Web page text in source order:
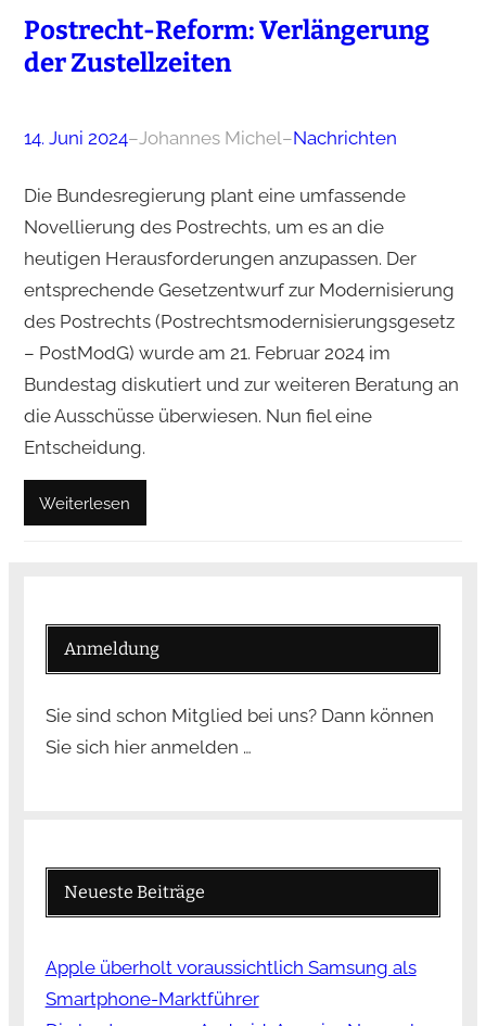
Postrecht-Reform: Verlängerung
der Zustellzeiten
14. Juni 2024–Johannes Michel–Nachrichten
Die Bundesregierung plant eine umfassende
Novellierung des Postrechts, um es an die
heutigen Herausforderungen anzupassen. Der
entsprechende Gesetzentwurf zur Modernisierung
des Postrechts (Postrechtsmodernisierungsgesetz
– PostModG) wurde am 21. Februar 2024 im
Bundestag diskutiert und zur weiteren Beratung an
die Ausschüsse überwiesen. Nun fiel eine
Entscheidung.
Weiterlesen
Anmeldung
Sie sind schon Mitglied bei uns? Dann können
Sie sich hier anmelden …
Neueste Beiträge
Apple überholt voraussichtlich Samsung als
Smartphone-Marktführer